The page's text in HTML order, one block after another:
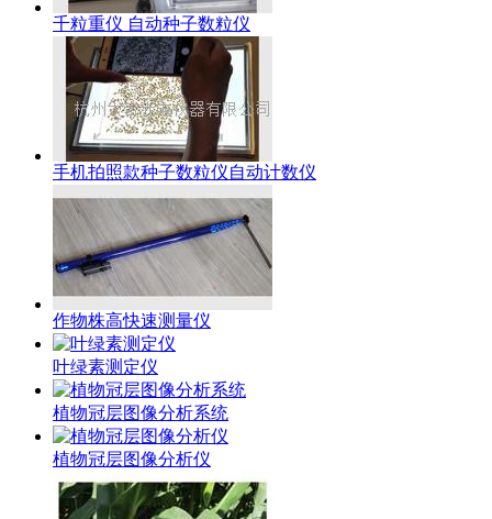
千粒重仪 自动种子数粒仪
手机拍照款种子数粒仪自动计数仪
作物株高快速测量仪
叶绿素测定仪
植物冠层图像分析系统
植物冠层图像分析仪